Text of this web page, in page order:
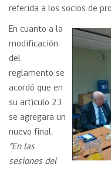
referida a los socios de
En cuanto a la
modificación
del
reglamento se
acordó que en
su artículo 23
se agregara un
nuevo final.
“En las
sesiones del